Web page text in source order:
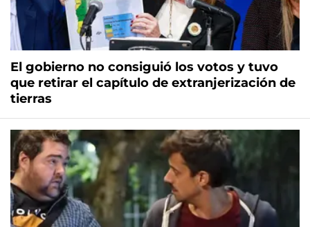
El gobierno no consiguió los votos y tuvo
que retirar el capítulo de extranjerización de
tierras